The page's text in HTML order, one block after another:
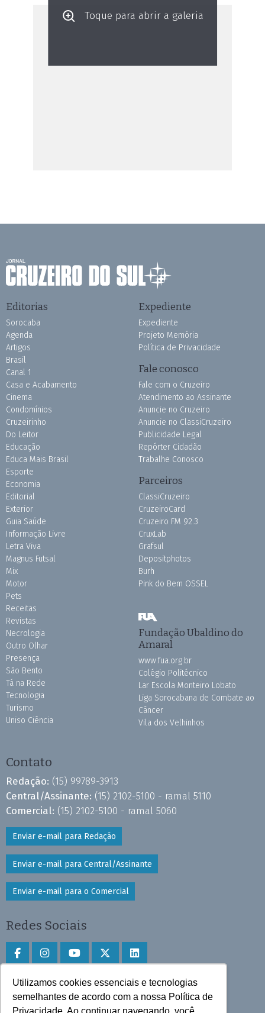
Utilizamos cookies essenciais e tecnologias
semelhantes de acordo com a nossa Política de
Privacidade. Ao continuar navegando, você
Toque para abrir a galeria
Editorias
Sorocaba
Agenda
Artigos
Brasil
Canal 1
Casa e Acabamento
Cinema
Condomínios
Cruzeirinho
Do Leitor
Educação
Educa Mais Brasil
Esporte
Economia
Editorial
Exterior
Guia Saúde
Informação Livre
Letra Viva
Magnus Futsal
Mix
Motor
Pets
Receitas
Revistas
Necrologia
Outro Olhar
Presença
São Bento
Tá na Rede
Tecnologia
Turismo
Uniso Ciência
Expediente
Expediente
Projeto Memória
Política de Privacidade
Fale conosco
Fale com o Cruzeiro
Atendimento ao Assinante
Anuncie no Cruzeiro
Anuncie no ClassiCruzeiro
Publicidade Legal
Repórter Cidadão
Trabalhe Conosco
Parceiros
ClassiCruzeiro
CruzeiroCard
Cruzeiro FM 92.3
CruxLab
Grafsul
Depositphotos
Burh
Pink do Bem OSSEL
Fundação Ubaldino do
Amaral
www.fua.org.br
Colégio Politécnico
Lar Escola Monteiro Lobato
Liga Sorocabana de Combate ao
Câncer
Vila dos Velhinhos
Contato
Redação: (15) 99789-3913
Central/Assinante: (15) 2102-5100 - ramal 5110
Comercial: (15) 2102-5100 - ramal 5060
Enviar e-mail para Redação
Enviar e-mail para Central/Assinante
Enviar e-mail para o Comercial
Redes Sociais
Faça download do aplicativo